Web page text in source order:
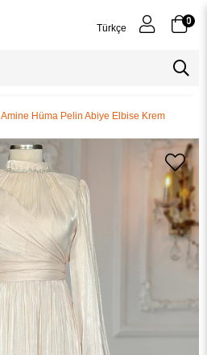
Türkçe
0
Amine Hüma Pelin Abiye Elbise Krem